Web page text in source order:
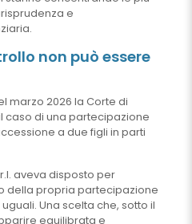
e
non può essere
marzo 2026 la Corte di
caso di una partecipazione
a due figli in parti
aveva disposto per
della propria partecipazione
Una scelta che, sotto il
equilibrata e